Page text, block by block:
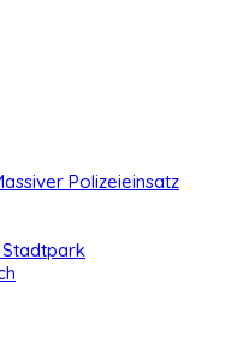
Polizeieinsatz
Stadtpark